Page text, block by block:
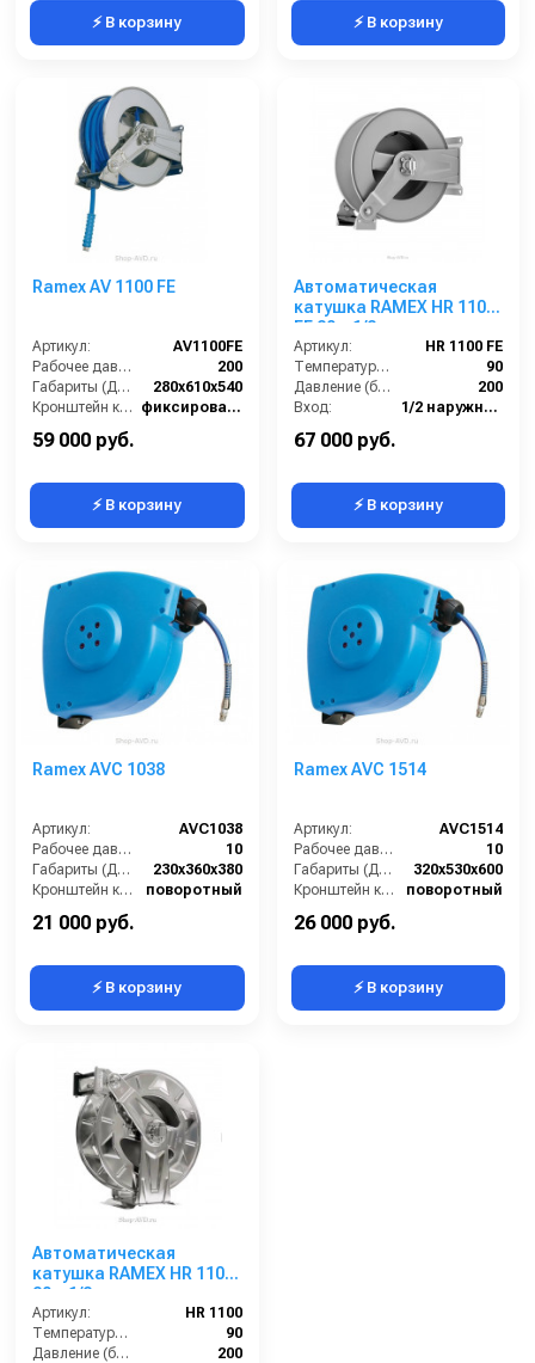
⚡ В корзину ⚡ В корзину
Ramex AV 1100 FE
Артикул:
AV1100FE
Рабочее давление (бар):
200
Габариты (ДхШхВ):
280x610x540
Кронштейн катушки:
фиксированный
Наличие шланга:
59 000 руб.
⚡ В корзину
Автоматическая
катушка RAMEX HR 1100
FE 20м 1/2
Артикул:
HR 1100 FE
Температура (°C):
90
Давление (бар):
200
Вход:
1/2 наружняя резьба
67 000 руб.
⚡ В корзину
Ramex AVC 1038
Артикул:
AVC1038
Рабочее давление (бар):
10
Габариты (ДхШхВ):
230x360x380
Кронштейн катушки:
поворотный
Наличие шланга:
21 000 руб.
⚡ В корзину
Ramex AVС 1514
Артикул:
AVC1514
Рабочее давление (бар):
10
Габариты (ДхШхВ):
320x530x600
Кронштейн катушки:
поворотный
Наличие шланга:
26 000 руб.
⚡ В корзину
Автоматическая
катушка RAMEX HR 1100
20м 1/2
Артикул:
HR 1100
Температура (°C):
90
Давление (бар):
200